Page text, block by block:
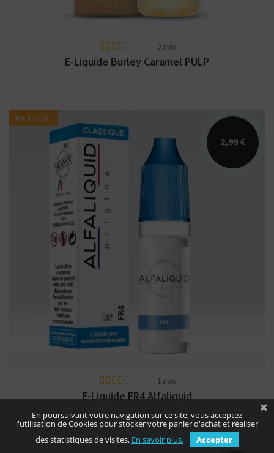
2 avis
E-Liquide Burley Caramel PULP
PRIX ÉCO !
2,99 €
Arômes : blond, caramel, fruits à coque.
Alfaliquid. E-liquide disponible en 10 ml
nicotiné et en...
1 avis
E-Liquide FR4 Alfaliquid
En poursuivant votre navigation sur ce site, vous acceptez
l'utilisation de Cookies pour stocker votre panier d'achat et réaliser
des statistiques de visites. En savoir plus. Accepter